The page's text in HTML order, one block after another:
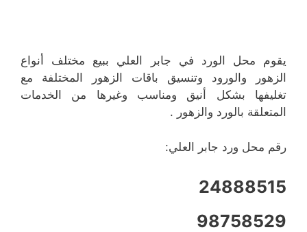
يقوم محل الورد في جابر العلي ببيع مختلف أنواع
الزهور والورود وتنسيق باقات الزهور المختلفة مع
تغليفها بشكل أنيق ومناسب وغيرها من الخدمات
المتعلقة بالورد والزهور .
رقم محل ورد جابر العلي:
24888515
98758529